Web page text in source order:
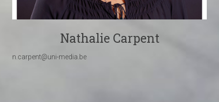
Nathalie Carpent
n.carpent@uni-media.be